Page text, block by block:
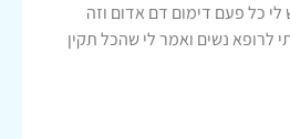
בשבוע 21 ויש לי כל פעם דימום דם אדום וזה
לרופא נשים ואמר לי שהכל תקין